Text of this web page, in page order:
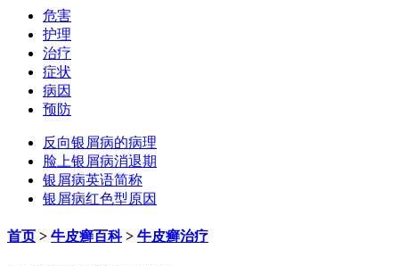
危害
护理
治疗
症状
病因
预防
反向银屑病的病理
脸上银屑病消退期
银屑病英语简称
银屑病红色型原因
首页 > 牛皮癣百科> 牛皮癣治疗